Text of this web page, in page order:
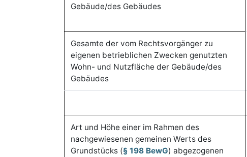
Gebäude/des Gebäudes
Gesamte der vom Rechtsvorgänger zu
eigenen betrieblichen Zwecken genutzten
Wohn- und Nutzfläche der Gebäude/des
Gebäudes
Art und Höhe einer im Rahmen des
nachgewiesenen gemeinen Werts des
Grundstücks (§ 198 BewG) abgezogenen